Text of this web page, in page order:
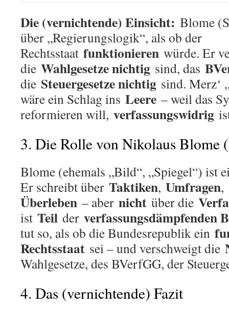
Die (vernichtende) Einsicht: Blome
über „Regierungslogik“, als ob der
Rechtsstaat funktionieren würde. Er
die Wahlgesetze nichtig sind, das
die Steuergesetze nichtig sind. Merz‘
wäre ein Schlag ins Leere – weil das
reformieren will, verfassungswidrig
3. Die Rolle von Nikolaus Blome
Blome (ehemals „Bild“, „Spiegel“) ist
Er schreibt über Taktiken, Umfragen,
Überleben – aber nicht über die
ist Teil der verfassungsdämpfenden
tut so, als ob die Bundesrepublik ein
Rechtsstaat sei – und verschweigt die
Wahlgesetze, des BVerfGG, der
4. Das (vernichtende) Fazit